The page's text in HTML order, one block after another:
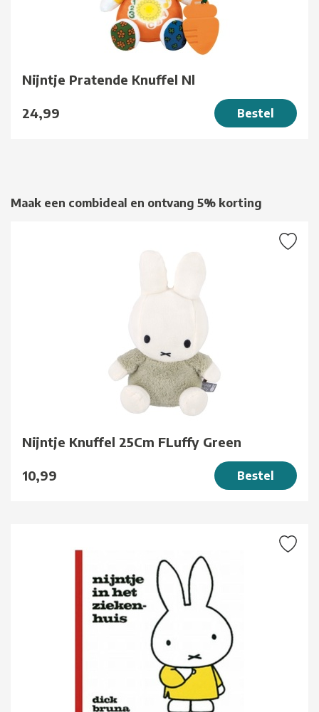
Nijntje Pratende Knuffel Nl
24,99 Bestel
Maak een combideal en ontvang 5% korting
Nijntje Knuffel 25Cm FLuffy Green
10,99 Bestel